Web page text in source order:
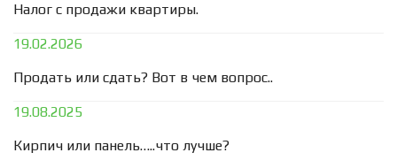
Налог с продажи квартиры.
19.02.2026
Продать или сдать? Вот в чем вопрос..
19.08.2025
Кирпич или панель…..что лучше?